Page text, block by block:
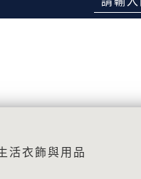
請輸入
活衣飾與用品